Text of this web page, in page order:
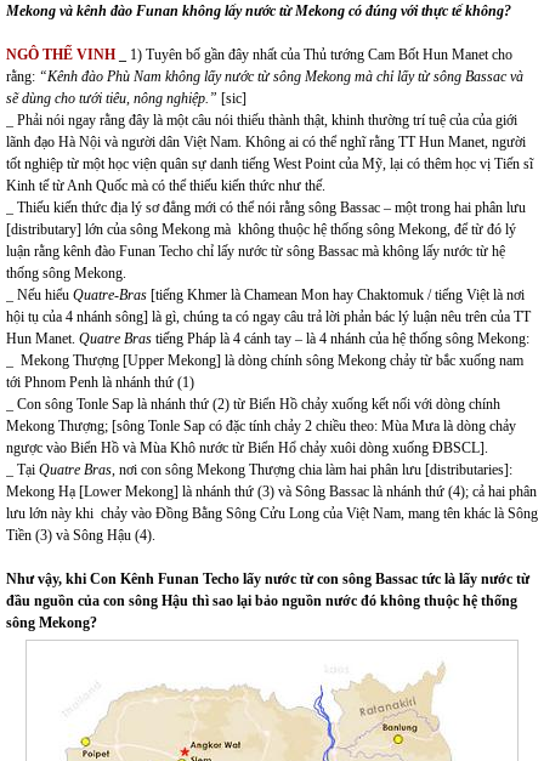
Mekong và kênh đào Funan không lấy nước từ Mekong có đúng với thực tế không?
NGÔ THẾ VINH
1) Tuyên bố gần đây nhất của Thủ tướng Cam Bốt Hun Manet cho
rằng: “Kênh đào Phù Nam không lấy nước từ sông Mekong mà chỉ lấy từ sông Bassac và
sẽ dùng cho tưới tiêu, nông nghiệp.” [sic]
_ Phải nói ngay rằng đây là một câu nói thiếu thành thật, khinh thường trí tuệ của của giới
lãnh đạo Hà Nội và người dân Việt Nam. Không ai có thể nghĩ rằng TT Hun Manet, người
tốt nghiệp từ một học viện quân sự danh tiếng West Point của Mỹ, lại có thêm học vị Tiến sĩ
Kinh tế từ Anh Quốc mà có thể thiếu kiến thức như thế.
_ Thiếu kiến thức địa lý sơ đẳng mới có thể nói rằng sông Bassac – một trong hai phân lưu
[distributary] lớn của sông Mekong mà không thuộc hệ thống sông Mekong, để từ đó lý
luận rằng kênh đào Funan Techo chỉ lấy nước từ sông Bassac mà không lấy nước từ hệ
thống sông Mekong.
_ Nếu hiểu Quatre-Bras [tiếng Khmer là Chamean Mon hay Chaktomuk / tiếng Việt là nơi
hội tụ của 4 nhánh sông] là gì, chúng ta có ngay câu trả lời phản bác lý luận nêu trên của TT
Hun Manet. Quatre Bras tiếng Pháp là 4 cánh tay – là 4 nhánh của hệ thống sông Mekong:
_ Mekong Thượng [Upper Mekong] là dòng chính sông Mekong chảy từ bắc xuống nam
tới Phnom Penh là nhánh thứ (1)
_ Con sông Tonle Sap là nhánh thứ (2) từ Biển Hồ chảy xuống kết nối với dòng chính
Mekong Thượng; [sông Tonle Sap có đặc tính chảy 2 chiều theo: Mùa Mưa là dòng chảy
ngược vào Biển Hồ và Mùa Khô nước từ Biển Hổ chảy xuôi dòng xuống ĐBSCL].
_ Tại Quatre Bras, nơi con sông Mekong Thượng chia làm hai phân lưu [distributaries]:
Mekong Hạ [Lower Mekong] là nhánh thứ (3) và Sông Bassac là nhánh thứ (4); cả hai phân
lưu lớn này khi chảy vào Đồng Bằng Sông Cửu Long của Việt Nam, mang tên khác là Sông
Tiền (3) và Sông Hậu (4).
Như vậy, khi Con Kênh Funan Techo lấy nước từ con sông Bassac tức là lấy nước từ
đầu nguồn của con sông Hậu thì sao lại bảo nguồn nước đó không thuộc hệ thống
sông Mekong?